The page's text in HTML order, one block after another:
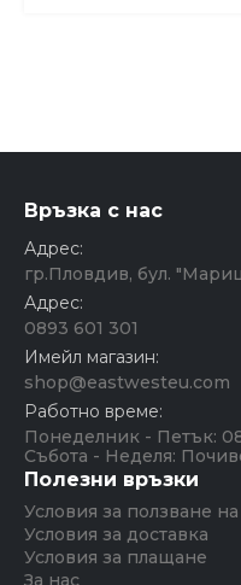
Връзка с нас
Адрес:
гр.Пловдив, бул.
Адрес:
0893 601 301
Имейл магазин:
shop@eastwesteu.com
Работно време:
Понеделник - Петък:
Събота - Неделя:
Полезни връзки
Условия за ползване
Условия за доставка
Условия за плащане
За нас